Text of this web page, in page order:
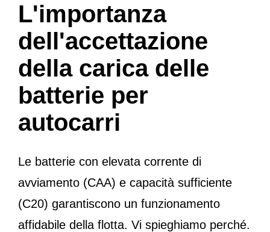
L'importanza
dell'accettazione
della carica delle
batterie per
autocarri
Le batterie con elevata corrente di
avviamento (CAA) e capacità sufficiente
(C20) garantiscono un funzionamento
affidabile della flotta. Vi spieghiamo perché.